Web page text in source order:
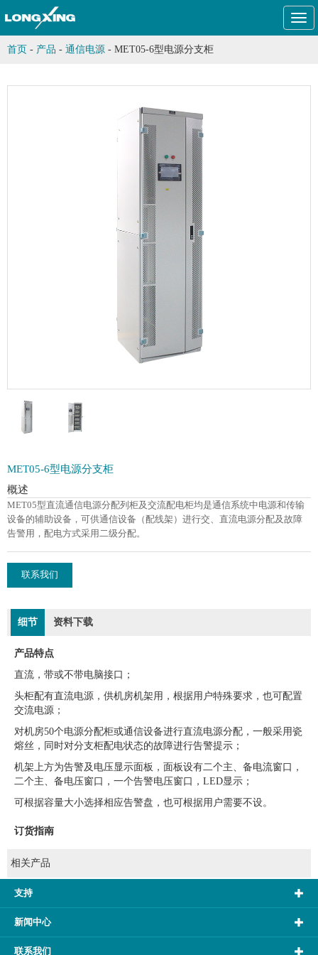
首页 - 产品 - 通信电源 - MET05-6型电源分支柜
MET05-6型电源分支柜
概述
MET05型直流通信电源分配列柜及交流配电柜均是通信系统中电源和传输
设备的辅助设备，可供通信设备（配线架）进行交、直流电源分配及故障
告警用，配电方式采用二级分配。
联系我们
细节 资料下载
产品特点
直流，带或不带电脑接口；
头柜配有直流电源，供机房机架用，根据用户特殊要求，也可配置
交流电源；
对机房50个电源分配柜或通信设备进行直流电源分配，一般采用瓷
熔丝，同时对分支柜配电状态的故障进行告警提示；
机架上方为告警及电压显示面板，面板设有二个主、备电流窗口，
二个主、备电压窗口，一个告警电压窗口，LED显示；
可根据容量大小选择相应告警盘，也可根据用户需要不设。
订货指南
相关产品
支持
新闻中心
联系我们